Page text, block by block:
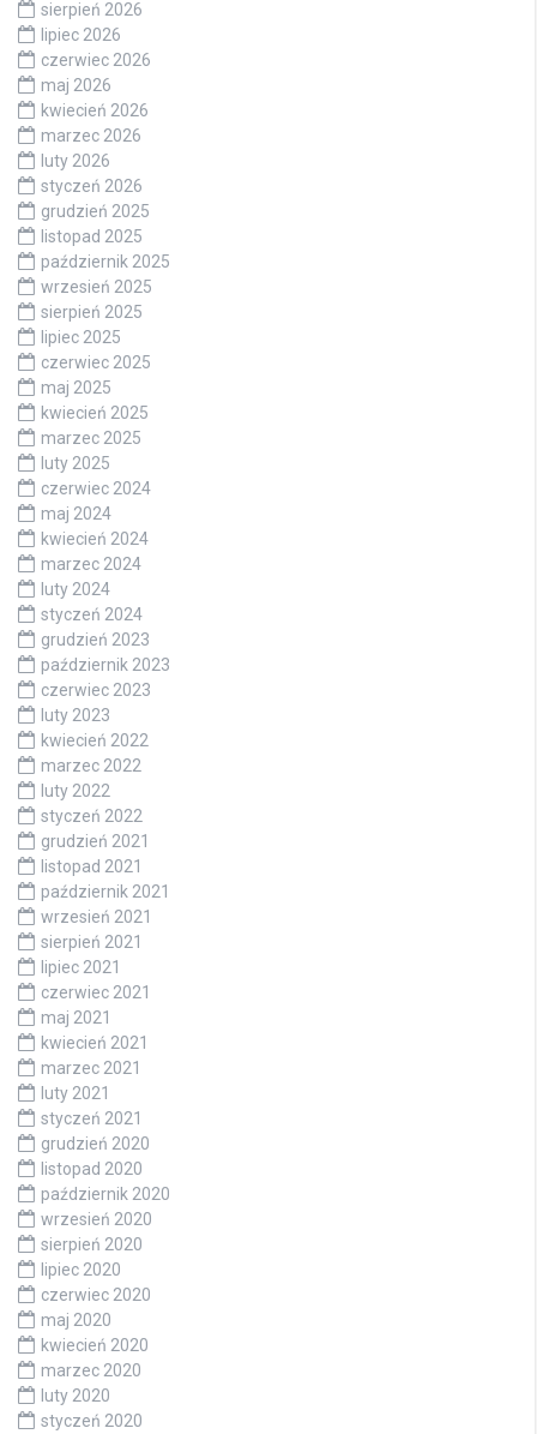
sierpień 2026
lipiec 2026
czerwiec 2026
maj 2026
kwiecień 2026
marzec 2026
luty 2026
styczeń 2026
grudzień 2025
listopad 2025
październik 2025
wrzesień 2025
sierpień 2025
lipiec 2025
czerwiec 2025
maj 2025
kwiecień 2025
marzec 2025
luty 2025
czerwiec 2024
maj 2024
kwiecień 2024
marzec 2024
luty 2024
styczeń 2024
grudzień 2023
październik 2023
czerwiec 2023
luty 2023
kwiecień 2022
marzec 2022
luty 2022
styczeń 2022
grudzień 2021
listopad 2021
październik 2021
wrzesień 2021
sierpień 2021
lipiec 2021
czerwiec 2021
maj 2021
kwiecień 2021
marzec 2021
luty 2021
styczeń 2021
grudzień 2020
listopad 2020
październik 2020
wrzesień 2020
sierpień 2020
lipiec 2020
czerwiec 2020
maj 2020
kwiecień 2020
marzec 2020
luty 2020
styczeń 2020